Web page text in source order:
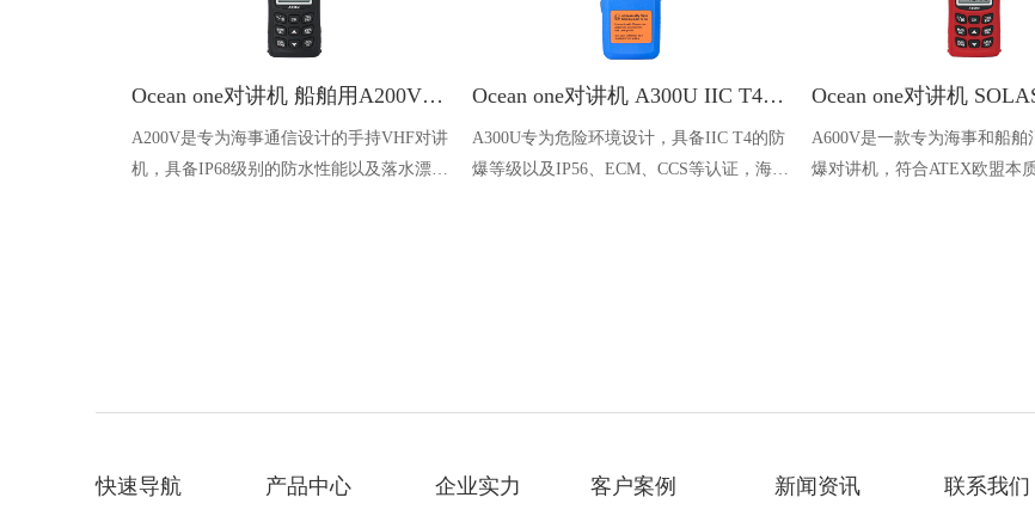
Ocean one对讲机 船舶用A200V漂浮式手持防水对讲机
A200V是专为海事通信设计的手持VHF对讲
机，具备IP68级别的防水性能以及落水漂浮
Ocean one对讲机 A300U IIC T4氢气防爆对讲机 船舶消防本质安全无线电
A300U专为危险环境设计，具备IIC T4的防
爆等级以及IP56、ECM、CCS等认证，海上
A600V是一款专为海事和船舶
爆对讲机，符合ATEX欧盟本
快速导航 产品中心 企业实力 客户案例 新闻资讯 联系我们